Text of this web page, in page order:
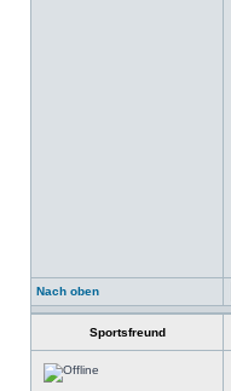
Nach oben
Sportsfreund